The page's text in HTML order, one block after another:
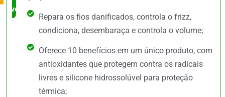
vendido
Repara os fios danificados, controla o frizz,
condiciona, desembaraça e controla o volume;
Oferece 10 benefícios em um único produto, com
antioxidantes que protegem contra os radicais
livres e silicone hidrossolúvel para proteção
térmica;